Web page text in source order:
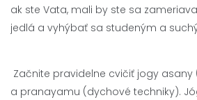
ak ste Vata, mali by ste sa
jedlá a vyhýbať sa studeným a
Začnite pravidelne cvičiť jogy asany
a pranayamu (dychové techniky).